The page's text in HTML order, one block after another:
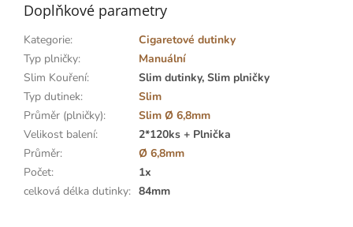
Doplňkové parametry
Kategorie:
Cigaretové dutinky
Typ plničky:
Manuální
Slim Kouření:
Slim dutinky, Slim plničky
Typ dutinek:
Slim
Průměr (plničky):
Slim Ø 6,8mm
Velikost balení:
2*120ks + Plnička
Průměr:
Ø 6,8mm
Počet:
1x
celková délka dutinky: 84mm